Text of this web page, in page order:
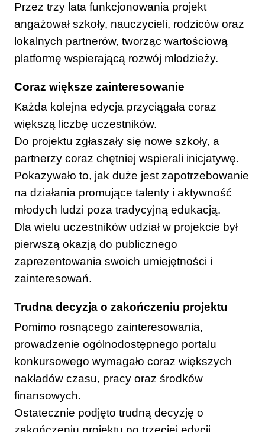
Przez trzy lata funkcjonowania projekt
angażował szkoły, nauczycieli, rodziców oraz
lokalnych partnerów, tworząc wartościową
platformę wspierającą rozwój młodzieży.
Coraz większe zainteresowanie
Każda kolejna edycja przyciągała coraz
większą liczbę uczestników.
Do projektu zgłaszały się nowe szkoły, a
partnerzy coraz chętniej wspierali inicjatywę.
Pokazywało to, jak duże jest zapotrzebowanie
na działania promujące talenty i aktywność
młodych ludzi poza tradycyjną edukacją.
Dla wielu uczestników udział w projekcie był
pierwszą okazją do publicznego
zaprezentowania swoich umiejętności i
zainteresowań.
Trudna decyzja o zakończeniu projektu
Pomimo rosnącego zainteresowania,
prowadzenie ogólnodostępnego portalu
konkursowego wymagało coraz większych
nakładów czasu, pracy oraz środków
finansowych.
Ostatecznie podjęto trudną decyzję o